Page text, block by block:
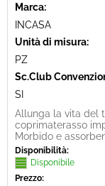
Marca:
INCASA
Unità di misura:
PZ
Sc.Club
SI
Allunga la vita del
coprimaterasso
Morbido e
Disponibilità:
Disponibile
Prezzo: